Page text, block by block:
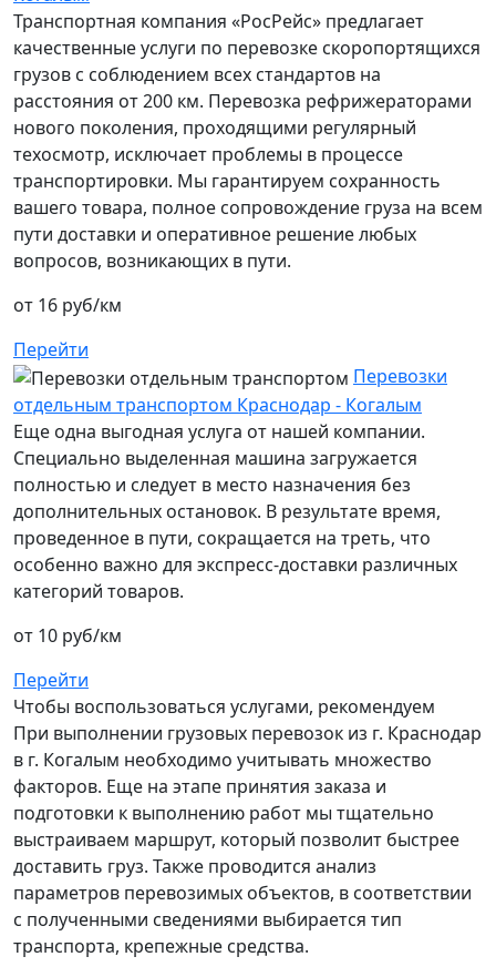
Транспортная компания «РосРейс» предлагает
качественные услуги по перевозке скоропортящихся
грузов с соблюдением всех стандартов на
расстояния от 200 км. Перевозка рефрижераторами
нового поколения, проходящими регулярный
техосмотр, исключает проблемы в процессе
транспортировки. Мы гарантируем сохранность
вашего товара, полное сопровождение груза на всем
пути доставки и оперативное решение любых
вопросов, возникающих в пути.
от 16 руб/км
Перейти
Перевозки
отдельным транспортом Краснодар - Когалым
Еще одна выгодная услуга от нашей компании.
Специально выделенная машина загружается
полностью и следует в место назначения без
дополнительных остановок. В результате время,
проведенное в пути, сокращается на треть, что
особенно важно для экспресс-доставки различных
категорий товаров.
от 10 руб/км
Перейти
Чтобы воспользоваться услугами, рекомендуем
При выполнении грузовых перевозок из г. Краснодар
в г. Когалым необходимо учитывать множество
факторов. Еще на этапе принятия заказа и
подготовки к выполнению работ мы тщательно
выстраиваем маршрут, который позволит быстрее
доставить груз. Также проводится анализ
параметров перевозимых объектов, в соответствии
с полученными сведениями выбирается тип
транспорта, крепежные средства.